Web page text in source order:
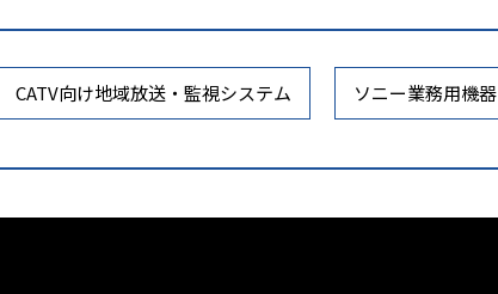
CATV向け地域放送・監視システム ソニー業務用機器